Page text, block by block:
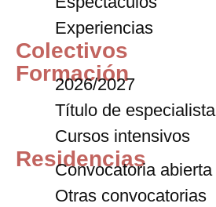
Experiencias
Colectivos
Formación
2026/2027
Título de especialista
Cursos intensivos
Residencias
Convocatoria abierta
Otras convocatorias